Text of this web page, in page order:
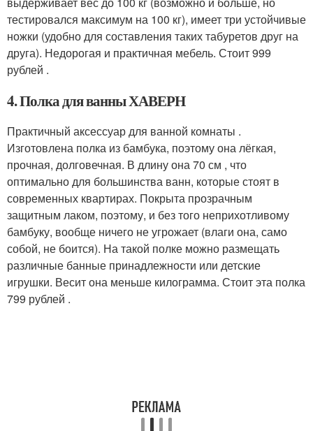
тестировался максимум на 100 кг), имеет три устойчивые
ножки (удобно для составления таких табуретов друг на
друга). Недорогая и практичная мебель. Стоит 999
рублей .
4. Полка для ванны ХАВЕРН
Практичный аксессуар для ванной комнаты .
Изготовлена полка из бамбука, поэтому она лёгкая,
прочная, долговечная. В длину она 70 см , что
оптимально для большинства ванн, которые стоят в
современных квартирах. Покрыта прозрачным
защитным лаком, поэтому, и без того неприхотливому
бамбуку, вообще ничего не угрожает (влаги она, само
собой, не боится). На такой полке можно размещать
различные банные принадлежности или детские
игрушки. Весит она меньше килограмма. Стоит эта полка
799 рублей .